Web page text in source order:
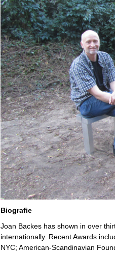
Biografie
Joan Backes has shown in over
internationally. Recent Awards
NYC; American-Scandinavian